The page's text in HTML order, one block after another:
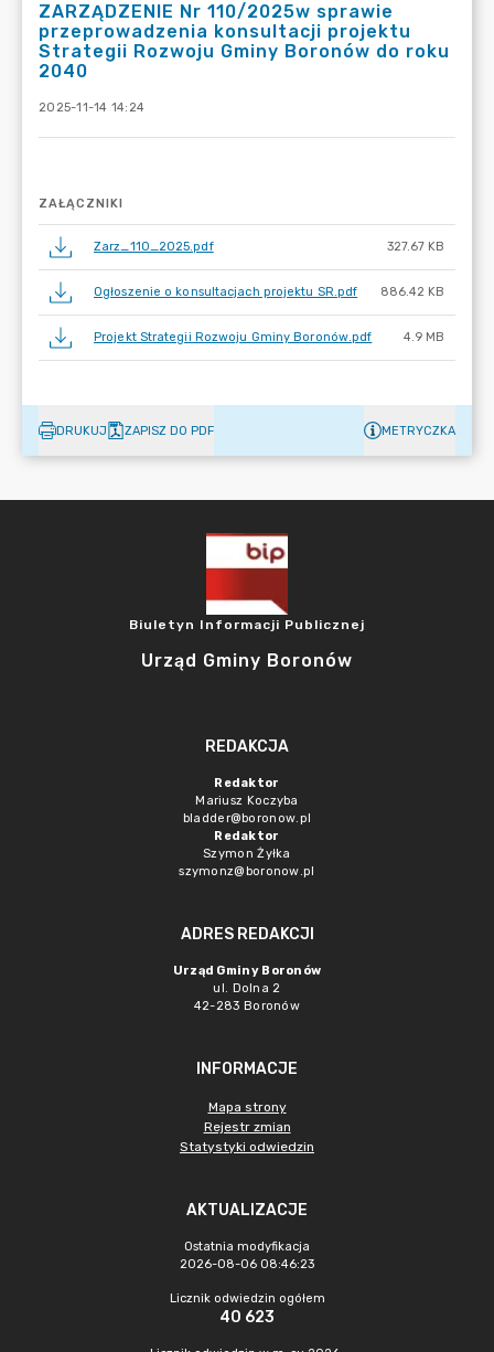
ZARZĄDZENIE Nr 110/2025w sprawie
przeprowadzenia konsultacji projektu
Strategii Rozwoju Gminy Boronów do roku
2040
2025-11-14 14:24
ZAŁĄCZNIKI
Zarz_110_2025.pdf 327.67 KB
Ogłoszenie o konsultacjach projektu SR.pdf 886.42 KB
Projekt Strategii Rozwoju Gminy Boronów.pdf 4.9 MB
DRUKUJ ZAPISZ DO PDF METRYCZKA
Biuletyn Informacji Publicznej
Urząd Gminy Boronów
REDAKCJA
Redaktor
Mariusz Koczyba
bladder@boronow.pl
Redaktor
Szymon Żyłka
szymonz@boronow.pl
ADRES REDAKCJI
Urząd Gminy Boronów
ul. Dolna 2
42-283 Boronów
INFORMACJE
Mapa strony
Rejestr zmian
Statystyki odwiedzin
AKTUALIZACJE
Ostatnia modyfikacja
2026-08-06 08:46:23
Licznik odwiedzin ogółem
40 623